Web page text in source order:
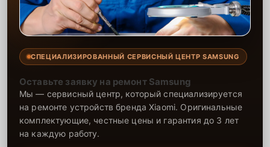
СПЕЦИАЛИЗИРОВАННЫЙ СЕРВИСНЫЙ ЦЕНТР SAMSUNG
Оставьте заявку на ремонт Samsung
Мы — сервисный центр, который специализируется
на ремонте устройств бренда Xiaomi. Оригинальные
комплектующие, честные цены и гарантия до 3 лет
на каждую работу.